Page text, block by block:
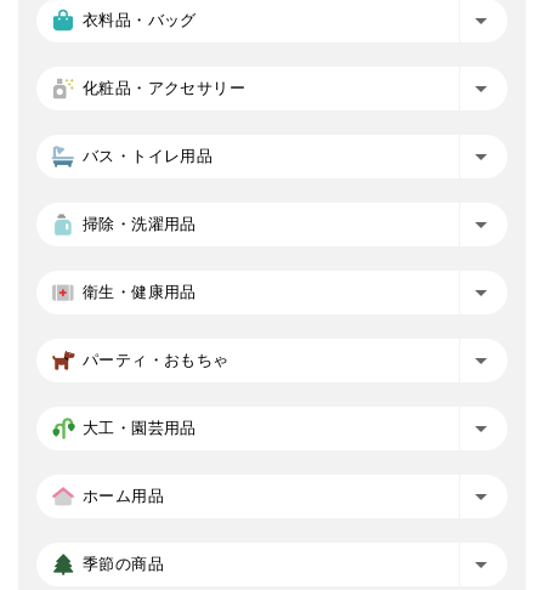
衣料品・バッグ
化粧品・アクセサリー
バス・トイレ用品
掃除・洗濯用品
衛生・健康用品
パーティ・おもちゃ
大工・園芸用品
ホーム用品
季節の商品